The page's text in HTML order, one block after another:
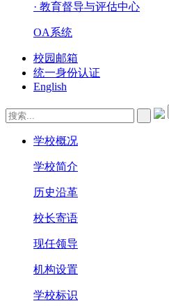
· 教育督导与评估中心
OA系统
校园邮箱
统一身份认证
English
学校概况
学校简介
历史沿革
校长寄语
现任领导
机构设置
学校标识